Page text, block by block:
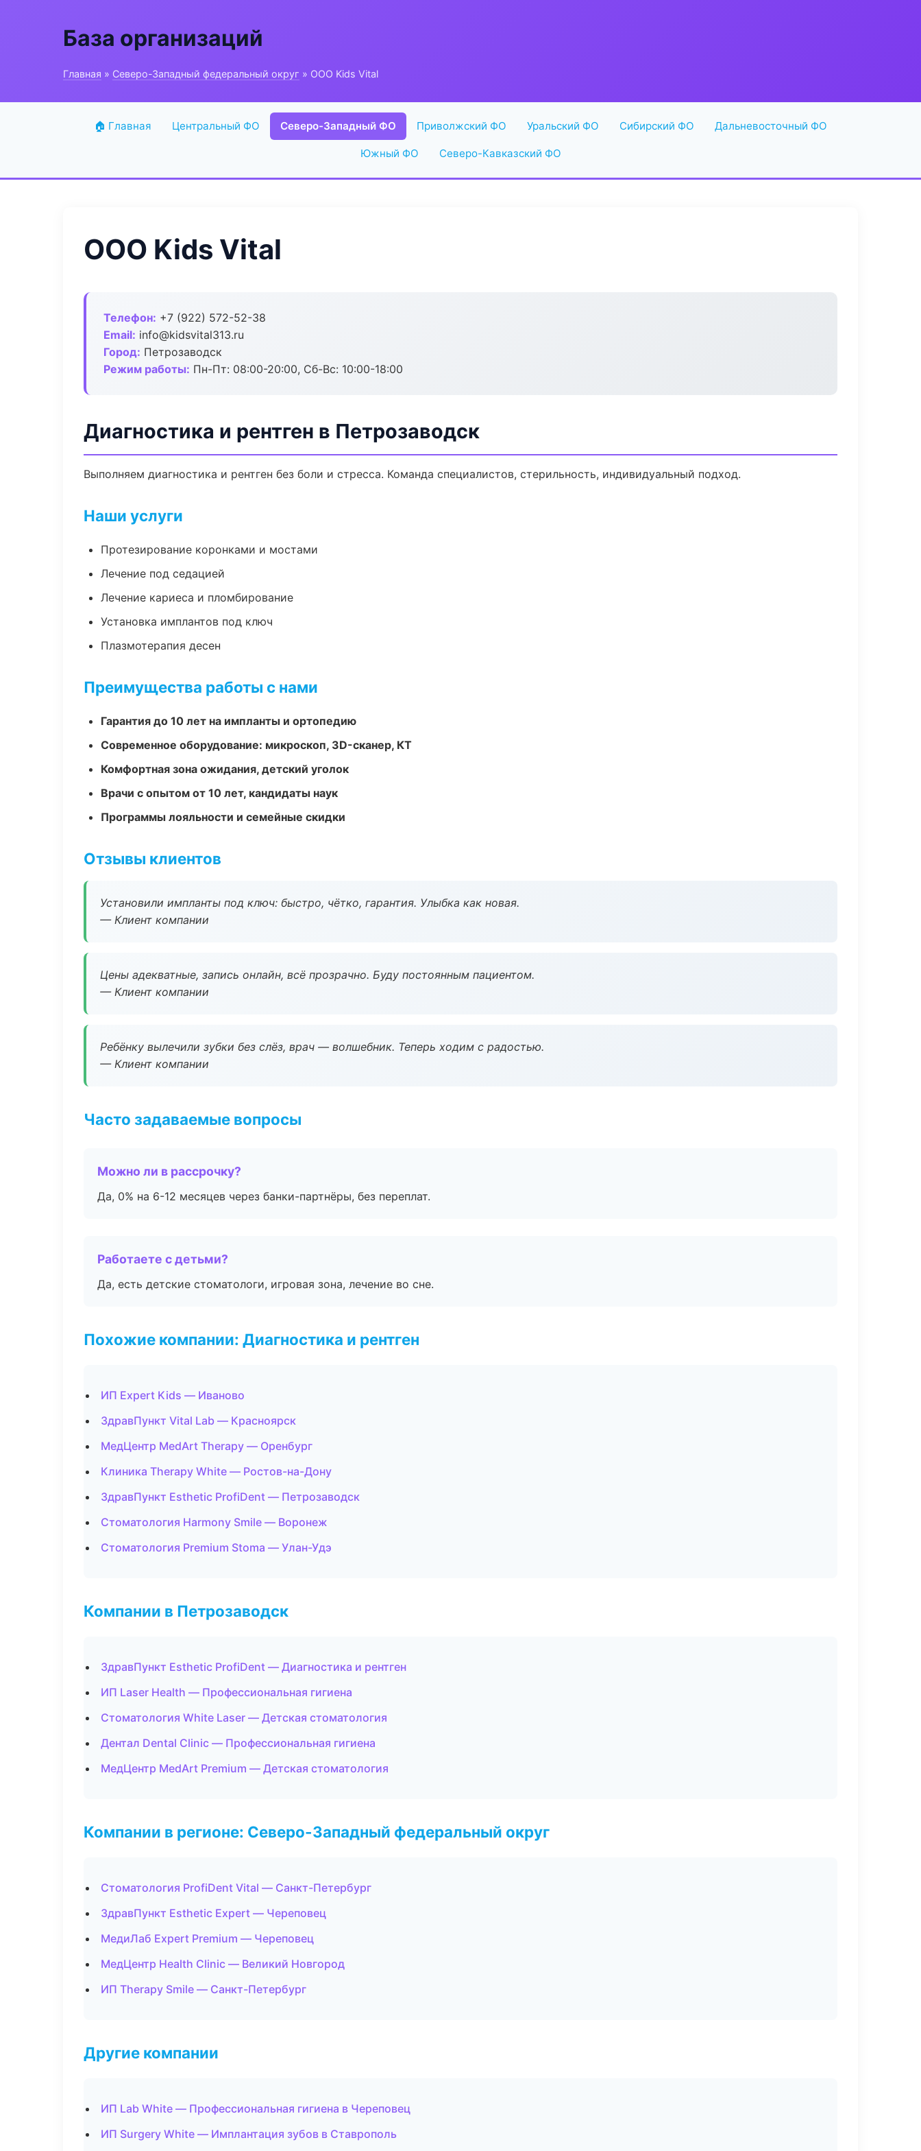
База организаций
Главная » Северо-Западный федеральный округ » ООО Kids Vital
🏠 Главная Центральный ФО Северо-Западный ФО Приволжский ФО Уральский ФО Сибирский ФО Дальневосточный ФО
Южный ФО Северо-Кавказский ФО
ООО Kids Vital
Телефон: +7 (922) 572-52-38
Email: info@kidsvital313.ru
Город: Петрозаводск
Режим работы: Пн-Пт: 08:00-20:00, Сб-Вс: 10:00-18:00
Диагностика и рентген в Петрозаводск
Выполняем диагностика и рентген без боли и стресса. Команда специалистов, стерильность, индивидуальный подход.
Наши услуги
Протезирование коронками и мостами
Лечение под седацией
Лечение кариеса и пломбирование
Установка имплантов под ключ
Плазмотерапия десен
Преимущества работы с нами
Гарантия до 10 лет на импланты и ортопедию
Современное оборудование: микроскоп, 3D-сканер, КТ
Комфортная зона ожидания, детский уголок
Врачи с опытом от 10 лет, кандидаты наук
Программы лояльности и семейные скидки
Отзывы клиентов
Установили импланты под ключ: быстро, чётко, гарантия. Улыбка как новая.
— Клиент компании
Цены адекватные, запись онлайн, всё прозрачно. Буду постоянным пациентом.
— Клиент компании
Ребёнку вылечили зубки без слёз, врач — волшебник. Теперь ходим с радостью.
— Клиент компании
Часто задаваемые вопросы
Можно ли в рассрочку?
Да, 0% на 6-12 месяцев через банки-партнёры, без переплат.
Работаете с детьми?
Да, есть детские стоматологи, игровая зона, лечение во сне.
Похожие компании: Диагностика и рентген
ИП Expert Kids — Иваново
ЗдравПункт Vital Lab — Красноярск
МедЦентр MedArt Therapy — Оренбург
Клиника Therapy White — Ростов-на-Дону
ЗдравПункт Esthetic ProfiDent — Петрозаводск
Стоматология Harmony Smile — Воронеж
Стоматология Premium Stoma — Улан-Удэ
Компании в Петрозаводск
ЗдравПункт Esthetic ProfiDent — Диагностика и рентген
ИП Laser Health — Профессиональная гигиена
Стоматология White Laser — Детская стоматология
Дентал Dental Clinic — Профессиональная гигиена
МедЦентр MedArt Premium — Детская стоматология
Компании в регионе: Северо-Западный федеральный округ
Стоматология ProfiDent Vital — Санкт-Петербург
ЗдравПункт Esthetic Expert — Череповец
МедиЛаб Expert Premium — Череповец
МедЦентр Health Clinic — Великий Новгород
ИП Therapy Smile — Санкт-Петербург
Другие компании
ИП Lab White — Профессиональная гигиена в Череповец
ИП Surgery White — Имплантация зубов в Ставрополь